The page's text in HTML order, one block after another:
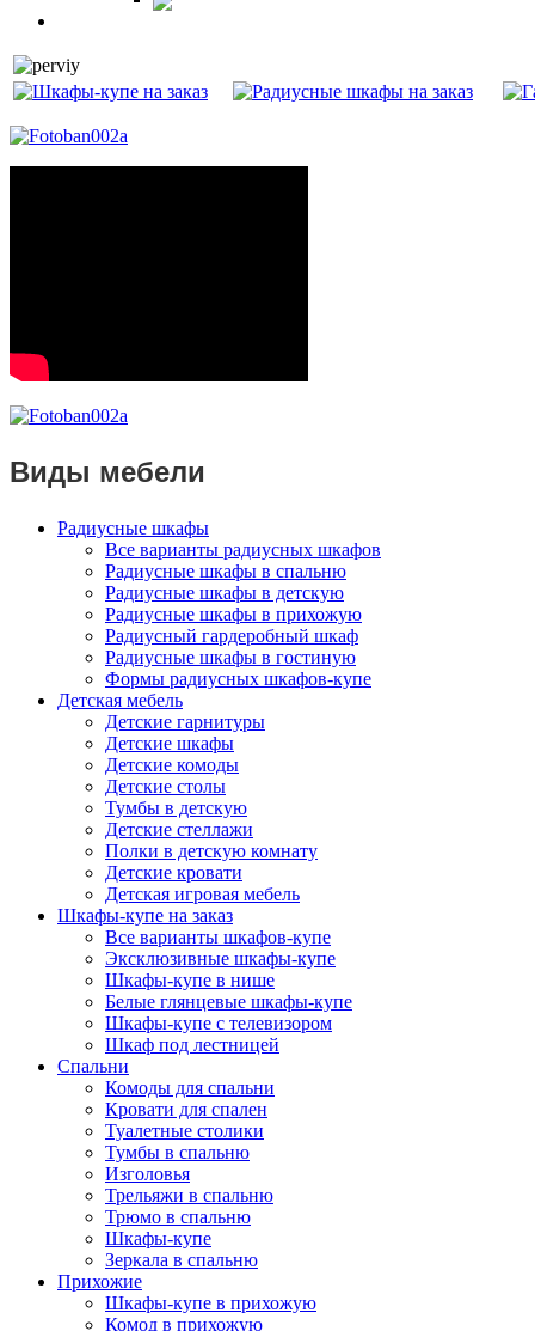
Виды мебели
Радиусные шкафы
Все варианты радиусных шкафов
Радиусные шкафы в спальню
Радиусные шкафы в детскую
Радиусные шкафы в прихожую
Радиусный гардеробный шкаф
Радиусные шкафы в гостиную
Формы радиусных шкафов-купе
Детская мебель
Детские гарнитуры
Детские шкафы
Детские комоды
Детские столы
Тумбы в детскую
Детские стеллажи
Полки в детскую комнату
Детские кровати
Детская игровая мебель
Шкафы-купе на заказ
Все варианты шкафов-купе
Эксклюзивные шкафы-купе
Шкафы-купе в нише
Белые глянцевые шкафы-купе
Шкафы-купе с телевизором
Шкаф под лестницей
Спальни
Комоды для спальни
Кровати для спален
Туалетные столики
Тумбы в спальню
Изголовья
Трельяжи в спальню
Трюмо в спальню
Шкафы-купе
Зеркала в спальню
Прихожие
Шкафы-купе в прихожую
Комод в прихожую